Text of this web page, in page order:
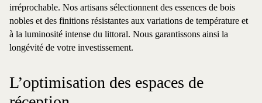
irréprochable. Nos artisans sélectionnent des essences de bois
nobles et des finitions résistantes aux variations de température et
à la luminosité intense du littoral. Nous garantissons ainsi la
longévité de votre investissement.
L’optimisation des espaces de